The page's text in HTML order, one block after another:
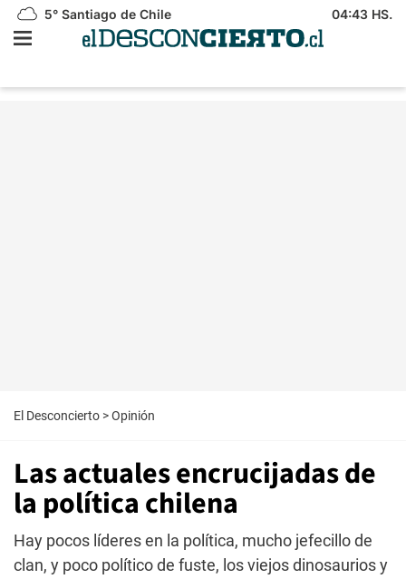
5° Santiago de Chile 04:43 HS.
El Desconcierto >Opinión
Las actuales encrucijadas de
la política chilena
Hay pocos líderes en la política, mucho jefecillo de
clan, y poco político de fuste, los viejos dinosaurios y